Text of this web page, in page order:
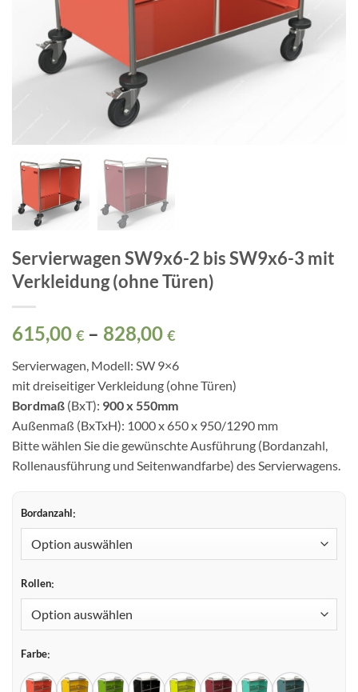
Servierwagen SW9x6-2 bis SW9x6-3 mit
Verkleidung (ohne Türen)
615,00 € – 828,00 €
Servierwagen, Modell: SW 9×6
mit dreiseitiger Verkleidung (ohne Türen)
Bordmaß (BxT): 900 x 550mm
Außenmaß (BxTxH): 1000 x 650 x 950/1290 mm
Bitte wählen Sie die gewünschte Ausführung (Bordanzahl,
Rollenausführung und Seitenwandfarbe) des Servierwagens.
Bordanzahl
Rollen
Farbe